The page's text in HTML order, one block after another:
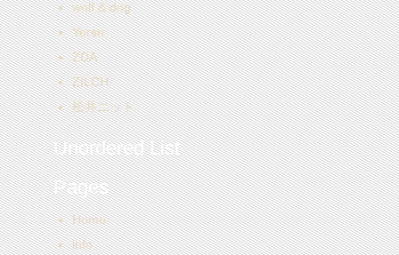
wolf & dog
Yerse
ZDA
ZILCH
松井ニット
Unordered List
Pages
Home
info